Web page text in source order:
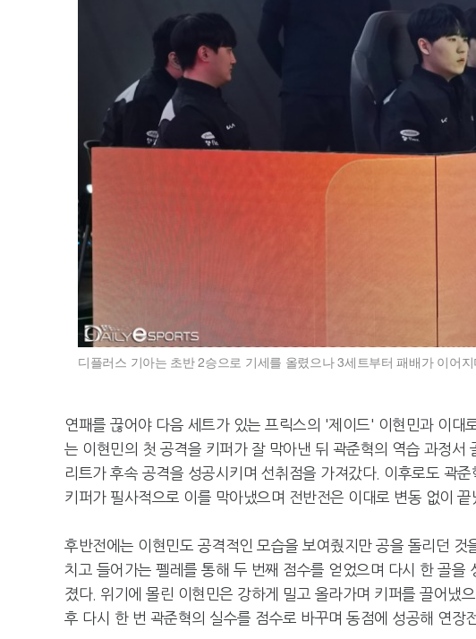
디플러스 기아는 초반 2승으로 기세를 올렸으나 3세트부터 패배가 이어
연패를 끊어야 다음 세트가 있는 프릭스의 '제이드' 이현민과 이
는 이현민의 첫 공격을 키퍼가 잘 막아낸 뒤 곽준혁의 역습 과정서
리트가 후속 공격을 성공시키며 선취점을 가져갔다. 이후로도 곽
키퍼가 필사적으로 이를 막아냈으며 전반전은 이대로 변동 없이 끝
후반전에는 이현민도 공격적인 모습을 보여줬지만 공을 돌리던
치고 들어가는 펠레를 통해 두 번째 점수를 얻었으며 다시 한 골을
졌다. 위기에 몰린 이현민은 강하게 밀고 올라가며 키퍼를 끌어냈
후 다시 한 번 곽준혁의 실수를 점수로 바꾸며 동점에 성공해 연장